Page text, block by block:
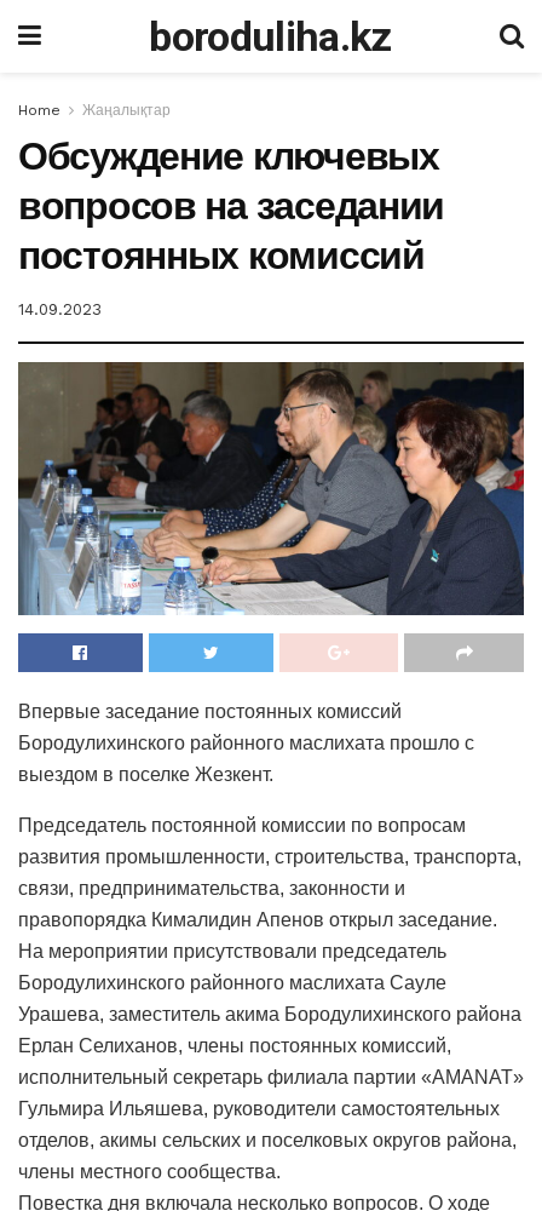
boroduliha.kz
Home Жаңалықтар
Обсуждение ключевых
вопросов на заседании
постоянных комиссий
14.09.2023
Впервые заседание постоянных комиссий
Бородулихинского районного маслихата прошло с
выездом в поселке Жезкент.
Председатель постоянной комиссии по вопросам
развития промышленности, строительства, транспорта,
связи, предпринимательства, законности и
правопорядка Кималидин Апенов открыл заседание.
На мероприятии присутствовали председатель
Бородулихинского районного маслихата Сауле
Урашева, заместитель акима Бородулихинского района
Ерлан Селиханов, члены постоянных комиссий,
исполнительный секретарь филиала партии «AMANAT»
Гульмира Ильяшева, руководители самостоятельных
отделов, акимы сельских и поселковых округов района,
члены местного сообщества.
Повестка дня включала несколько вопросов. О ходе